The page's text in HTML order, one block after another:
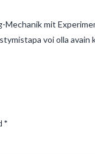
mit
voi olla
*